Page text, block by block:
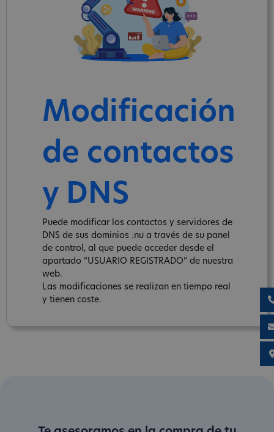
Modificación
de contactos
y DNS
Puede modificar los contactos y servidores de
DNS de sus dominios .nu a través de su panel
de control, al que puede acceder desde el
apartado “USUARIO REGISTRADO” de nuestra
web.
Las modificaciones se realizan en tiempo real
y tienen coste.